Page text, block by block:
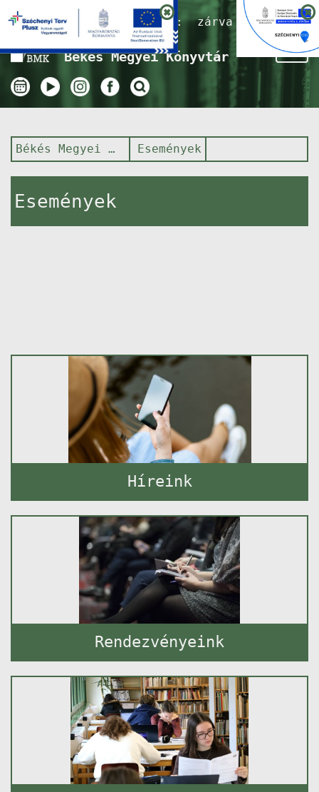
Nyitvatartás ma:zárva
Békés Megyei Könyvtár
Békés Megyei Könyvtár Események
Események
Híreink
Rendezvényeink